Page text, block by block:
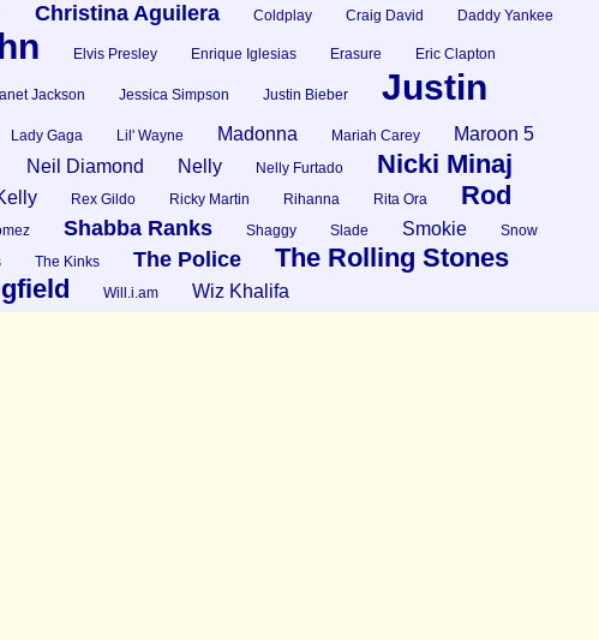
Christina Aguilera Coldplay Craig David Daddy Yankee
Elvis Presley Enrique Iglesias Erasure Eric Clapton
Jackson Jessica Simpson Justin Bieber
Justin
Lady Gaga Lil' Wayne Madonna Mariah Carey Maroon 5
Neil Diamond Nelly Nelly Furtado Nicki Minaj
Rex Gildo Ricky Martin Rihanna Rita Ora
Rod
Shabba Ranks Shaggy Slade Smokie Snow
The Kinks The Police The Rolling Stones
Will.i.am Wiz Khalifa